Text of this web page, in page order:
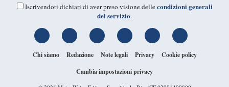
Iscrivendoti dichiari di aver preso visione dellecondizioni generali
del servizio.
Chi siamo Redazione Note legali Privacy
Cookie policy
Cambia impostazioni privacy